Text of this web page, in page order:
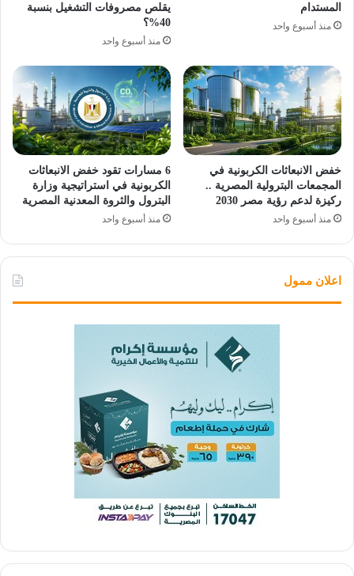
المستدام
منذ أسبوع واحد
يقلص مصروفات التشغيل بنسبة
40%؟
منذ أسبوع واحد
خفض الانبعاثات الكربونية في
المجمعات البترولية المصرية ..
ركيزة لدعم رؤية مصر 2030
منذ أسبوع واحد
6 مسارات تقود خفض الانبعاثات
الكربونية في استراتيجية وزارة
البترول والثروة المعدنية المصرية
منذ أسبوع واحد
اعلان ممول